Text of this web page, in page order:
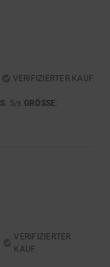
VERIFIZIERTER KAUF
: 5/5 GRÖSSE :
VERIFIZIERTER
KAUF